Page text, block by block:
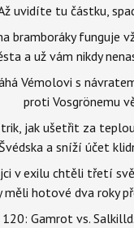
uvidíte tu částku,
bramboráky funguje
a už vám nikdy
Vémolovi s
proti Vosgrönemu
trik, jak ušetřit za
a sníží účet
v exilu chtěli třetí
měli hotové dva roky
120: Gamrot vs.